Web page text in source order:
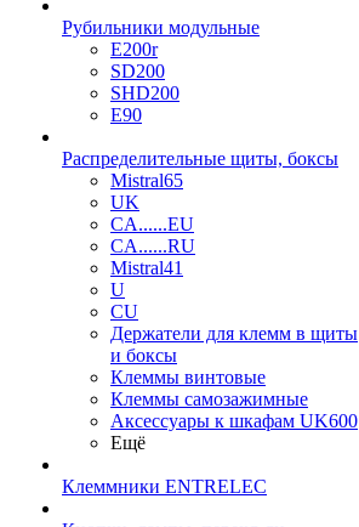
Рубильники модульные
E200r
SD200
SHD200
E90
Распределительные щиты, боксы
Mistral65
UK
CA......EU
CA......RU
Mistral41
U
CU
Держатели для клемм в щиты
и боксы
Клеммы винтовые
Клеммы самозажимные
Аксессуары к шкафам UK600
Ещё
Клеммники ENTRELEC